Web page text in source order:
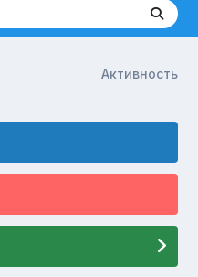
Активность